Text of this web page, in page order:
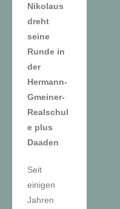
Nikolaus
dreht
seine
Runde in
der
Hermann-
Gmeiner-
Realschul
e plus
Daaden
Seit
einigen
Jahren